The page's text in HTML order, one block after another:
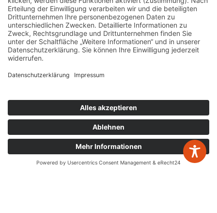
zurück zur Übersicht
W&P Steuerberatungsgesellschaft mbH & Co.
KG
05223 160002
info@wp-steuerberatung.de
Bahnhofstr. 56, 32257 Bünde
Mo. – Do.8:00 – 17:00
8:00 – 15:00
Newsletter Anmeldung